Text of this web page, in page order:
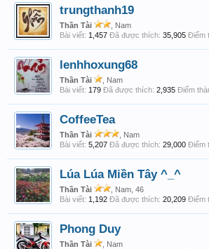
trungthanh19
Thần Tài
, Nam
Bài viết: 1,457 Đã được thích: 35,905 Điểm
lenhhoxung68
Thần Tài
, Nam
Bài viết: 179 Đã được thích: 2,935 Điểm
CoffeeTea
Thần Tài
, Nam
Bài viết: 5,207 Đã được thích: 29,000 Điểm
Lúa Lúa Miền Tây ^_^
Thần Tài
, Nam, 46
Bài viết: 1,192 Đã được thích: 20,209 Điểm
Phong Duy
Thần Tài
, Nam